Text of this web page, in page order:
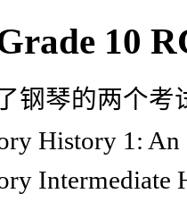
10
钢琴的两个
History 1: